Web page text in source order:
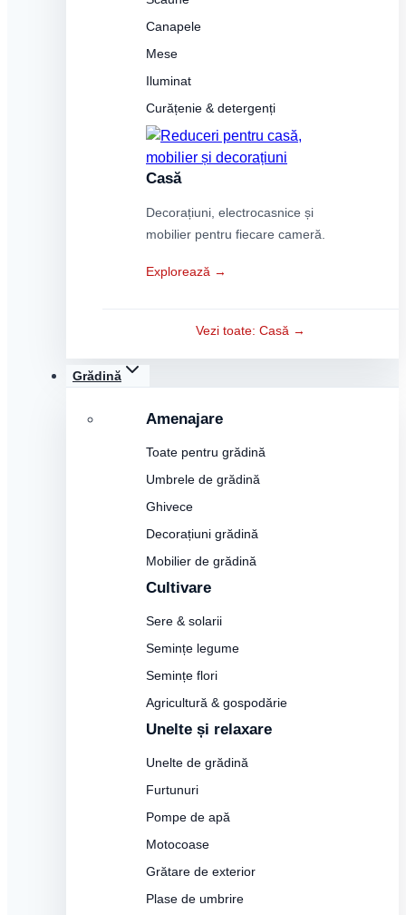
Canapele
Mese
Iluminat
Curățenie & detergenți
Casă
Decorațiuni, electrocasnice și
mobilier pentru fiecare cameră.
Explorează →
Vezi toate: Casă →
Grădină
Amenajare
Toate pentru grădină
Umbrele de grădină
Ghivece
Decorațiuni grădină
Mobilier de grădină
Cultivare
Sere & solarii
Semințe legume
Semințe flori
Agricultură & gospodărie
Unelte și relaxare
Unelte de grădină
Furtunuri
Pompe de apă
Motocoase
Grătare de exterior
Plase de umbrire